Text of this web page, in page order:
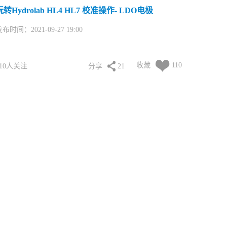
转Hydrolab HL4 HL7 校准操作- LDO电极
布时间：2021-09-27 19:00
人关注 分享 21 收藏 110